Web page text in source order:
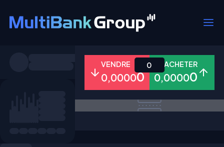
Tous Forex Métaux Actions
VENDRE
0,00000
ACHETER
0,00000
0